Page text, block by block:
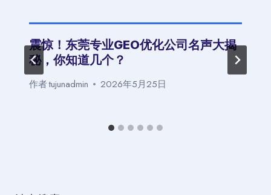
震惊！东莞专业GEO优化公司名声大揭
秘，你知道几个？
作者tujunadmin 2026年5月25日